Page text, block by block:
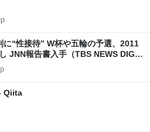
“性接待” W杯や五輪の予選、2011
JNN報告書入手（TBS NEWS DIG
ュース
Qiita